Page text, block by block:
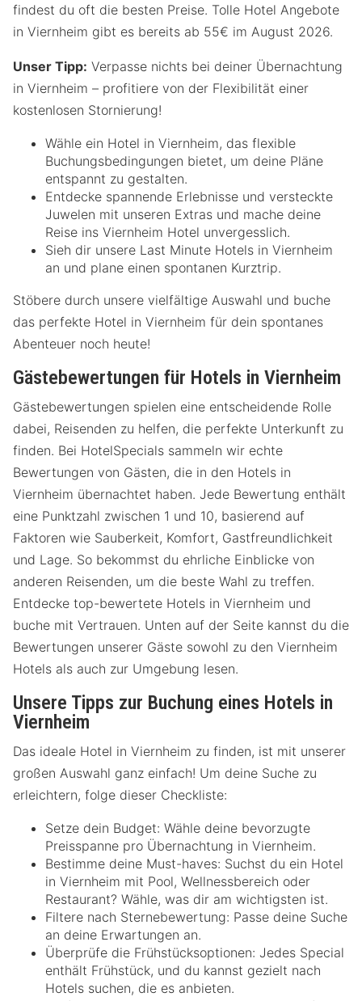
findest du oft die besten Preise. Tolle Hotel Angebote
in Viernheim gibt es bereits ab 55€ im August 2026.
Unser Tipp: Verpasse nichts bei deiner Übernachtung
in Viernheim – profitiere von der Flexibilität einer
kostenlosen Stornierung!
Wähle ein Hotel in Viernheim, das flexible
Buchungsbedingungen bietet, um deine Pläne
entspannt zu gestalten.
Entdecke spannende Erlebnisse und versteckte
Juwelen mit unseren Extras und mache deine
Reise ins Viernheim Hotel unvergesslich.
Sieh dir unsere Last Minute Hotels in Viernheim
an und plane einen spontanen Kurztrip.
Stöbere durch unsere vielfältige Auswahl und buche
das perfekte Hotel in Viernheim für dein spontanes
Abenteuer noch heute!
Gästebewertungen für Hotels in Viernheim
Gästebewertungen spielen eine entscheidende Rolle
dabei, Reisenden zu helfen, die perfekte Unterkunft zu
finden. Bei HotelSpecials sammeln wir echte
Bewertungen von Gästen, die in den Hotels in
Viernheim übernachtet haben. Jede Bewertung enthält
eine Punktzahl zwischen 1 und 10, basierend auf
Faktoren wie Sauberkeit, Komfort, Gastfreundlichkeit
und Lage. So bekommst du ehrliche Einblicke von
anderen Reisenden, um die beste Wahl zu treffen.
Entdecke top-bewertete Hotels in Viernheim und
buche mit Vertrauen. Unten auf der Seite kannst du die
Bewertungen unserer Gäste sowohl zu den Viernheim
Hotels als auch zur Umgebung lesen.
Unsere Tipps zur Buchung eines Hotels in
Viernheim
Das ideale Hotel in Viernheim zu finden, ist mit unserer
großen Auswahl ganz einfach! Um deine Suche zu
erleichtern, folge dieser Checkliste:
Setze dein Budget: Wähle deine bevorzugte
Preisspanne pro Übernachtung in Viernheim.
Bestimme deine Must-haves: Suchst du ein Hotel
in Viernheim mit Pool, Wellnessbereich oder
Restaurant? Wähle, was dir am wichtigsten ist.
Filtere nach Sternebewertung: Passe deine Suche
an deine Erwartungen an.
Überprüfe die Frühstücksoptionen: Jedes Special
enthält Frühstück, und du kannst gezielt nach
Hotels suchen, die es anbieten.